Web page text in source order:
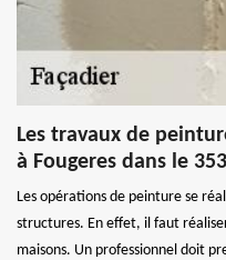
Les travaux de
à Fougeres dans le
Les opérations de peinture se
structures. En effet, il faut
maisons. Un professionnel doit